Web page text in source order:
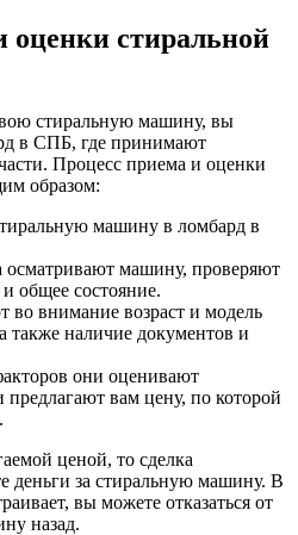
оценки стиральной
стиральную машину, вы
в СПБ, где принимают
Процесс приема и оценки
образом:
машину в ломбард в
осматривают машину, проверяют
и общее состояние.
внимание возраст и модель
также наличие документов и
они оценивают
вам цену, по которой
ценой, то сделка
деньги за стиральную машину. В
вы можете отказаться от
назад.